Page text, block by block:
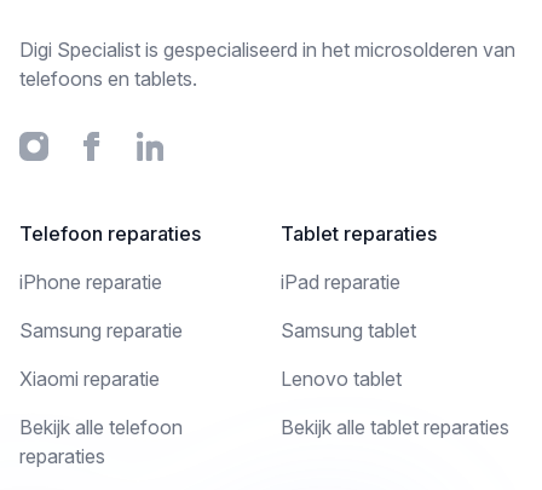
Digi Specialist is gespecialiseerd in het microsolderen van
telefoons en tablets.
InstagramFacebookLinkedin
Telefoon reparaties
iPhone reparatie
Samsung reparatie
Xiaomi reparatie
Bekijk alle telefoon
reparaties
Tablet reparaties
iPad reparatie
Samsung tablet
Lenovo tablet
Bekijk alle tablet reparaties